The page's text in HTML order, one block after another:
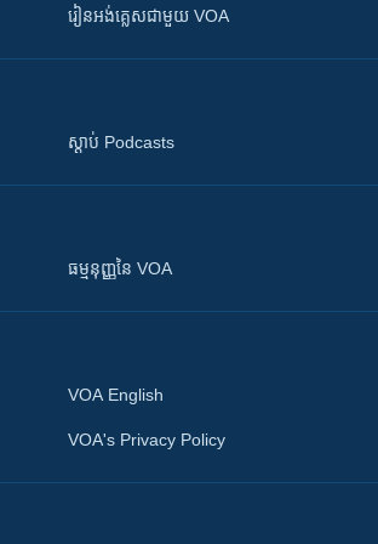
រៀន​​​​​​អង់គ្លេស​​ជាមួយ VOA
ស្តាប់ Podcasts
ធម្មនុញ្ញ​នៃ VOA
VOA English
VOA's Privacy Policy